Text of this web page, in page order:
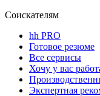
Соискателям
hh PRO
Готовое резюме
Все сервисы
Хочу у вас
Экспертная